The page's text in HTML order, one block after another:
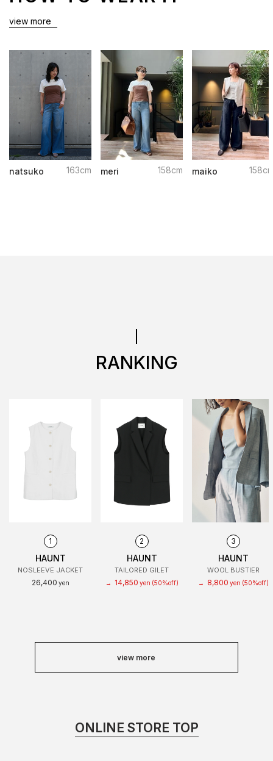
view more
natsuko 163cm meri 158cm maiko
RANKING
1
HAUNT
NOSLEEVE JACKET
26,400 yen
2
HAUNT
TAILORED GILET
→ 14,850 yen (50%off)
3
HAUNT
WOOL BUSTIER
→ 8,800 yen (50%off)
view more
ONLINE STORE TOP